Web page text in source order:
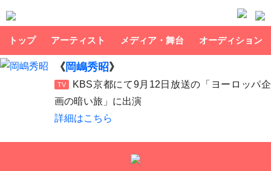
トップ アーティスト メディア・舞台 オーディション
《 岡嶋秀昭》
TV
KBS京都にて9月12日放送の「ヨーロッパ企
画の暗い旅」に出演
詳細はこちら